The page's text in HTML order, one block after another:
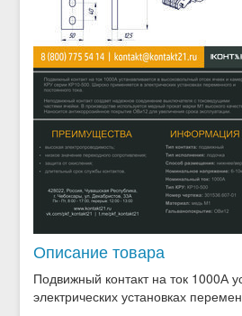
Описание товара
Подвижный контакт на ток 1000А
электрических установках